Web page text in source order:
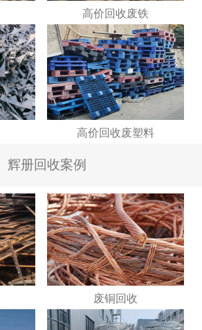
高价回收废铁
高价回收废塑料
辉册回收案例
废铜回收